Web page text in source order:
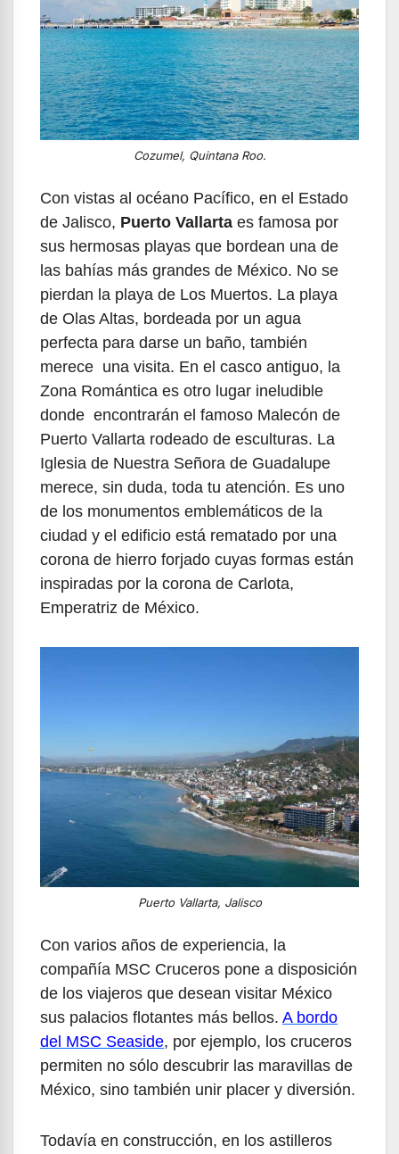
Cozumel, Quintana Roo.
Con vistas al océano Pacífico, en el Estado
de Jalisco, Puerto Vallarta es famosa por
sus hermosas playas que bordean una de
las bahías más grandes de México. No se
pierdan la playa de Los Muertos. La playa
de Olas Altas, bordeada por un agua
perfecta para darse un baño, también
merece una visita. En el casco antiguo, la
Zona Romántica es otro lugar ineludible
donde encontrarán el famoso Malecón de
Puerto Vallarta rodeado de esculturas. La
Iglesia de Nuestra Señora de Guadalupe
merece, sin duda, toda tu atención. Es uno
de los monumentos emblemáticos de la
ciudad y el edificio está rematado por una
corona de hierro forjado cuyas formas están
inspiradas por la corona de Carlota,
Emperatriz de México.
Puerto Vallarta, Jalisco
Con varios años de experiencia, la
compañía MSC Cruceros pone a disposición
de los viajeros que desean visitar México
sus palacios flotantes más bellos. A bordo
del MSC Seaside, por ejemplo, los cruceros
permiten no sólo descubrir las maravillas de
México, sino también unir placer y diversión.
Todavía en construcción, en los astilleros